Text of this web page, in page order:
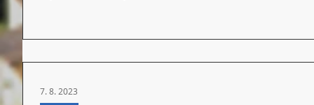
7. 8. 2023